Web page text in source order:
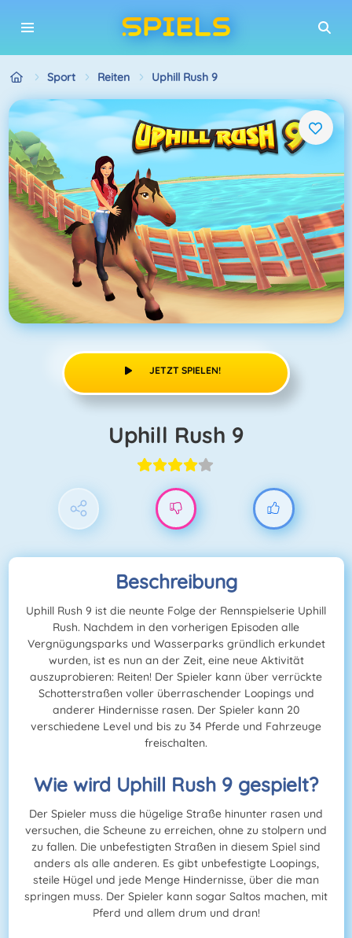
Sport Reiten Uphill Rush 9
JETZT SPIELEN!
Uphill Rush 9
Beschreibung
Uphill Rush 9 ist die neunte Folge der Rennspielserie Uphill
Rush. Nachdem in den vorherigen Episoden alle
Vergnügungsparks und Wasserparks gründlich erkundet
wurden, ist es nun an der Zeit, eine neue Aktivität
auszuprobieren: Reiten! Der Spieler kann über verrückte
Schotterstraßen voller überraschender Loopings und
anderer Hindernisse rasen. Der Spieler kann 20
verschiedene Level und bis zu 34 Pferde und Fahrzeuge
freischalten.
Wie wird Uphill Rush 9 gespielt?
Der Spieler muss die hügelige Straße hinunter rasen und
versuchen, die Scheune zu erreichen, ohne zu stolpern und
zu fallen. Die unbefestigten Straßen in diesem Spiel sind
anders als alle anderen. Es gibt unbefestigte Loopings,
steile Hügel und jede Menge Hindernisse, über die man
springen muss. Der Spieler kann sogar Saltos machen, mit
Pferd und allem drum und dran!